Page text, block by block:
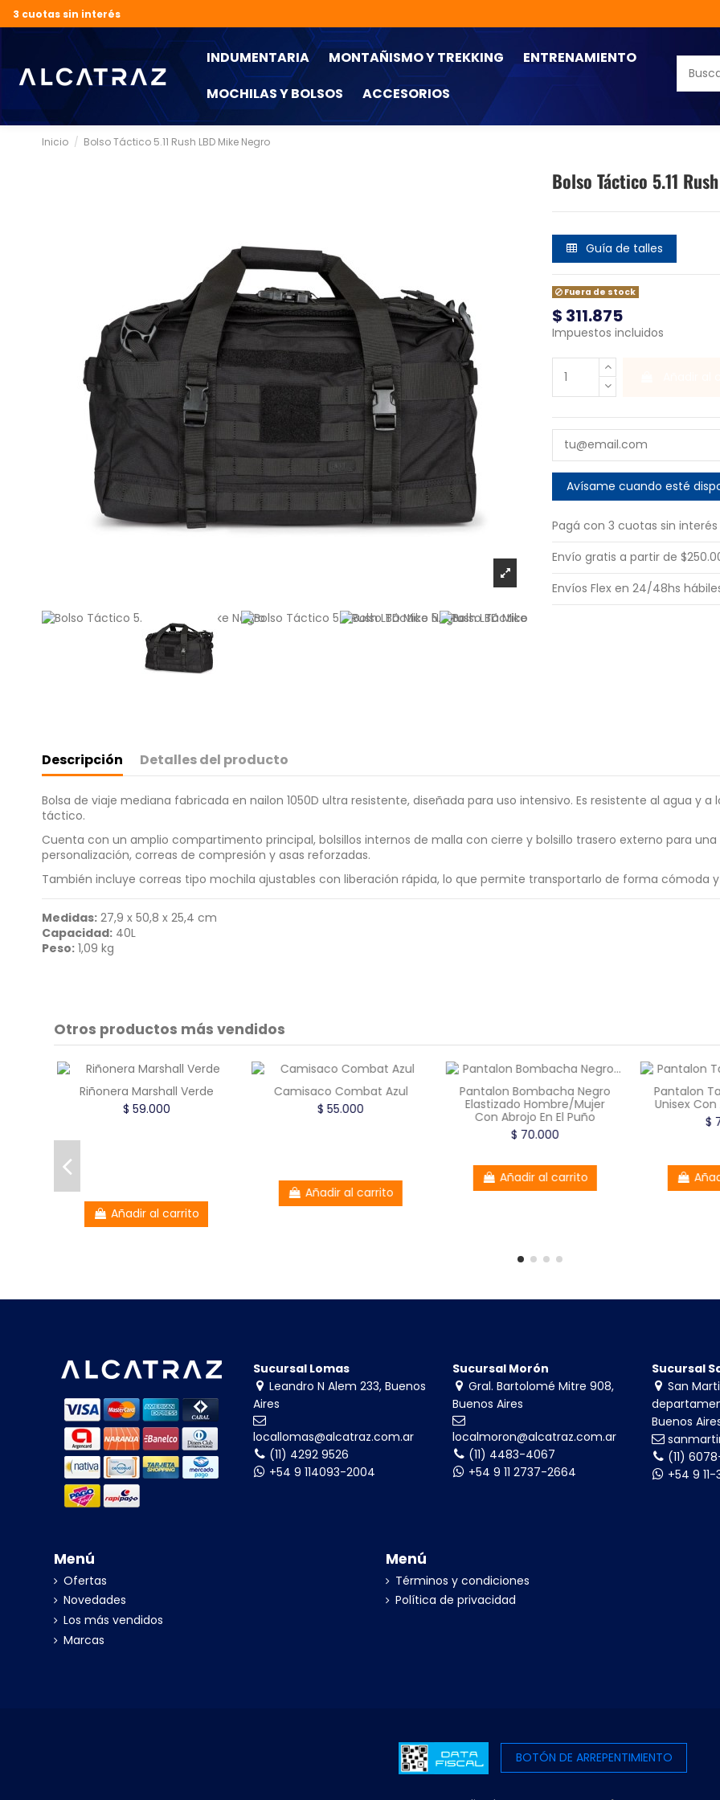
3 cuotas sin interés
INDUMENTARIA MONTAÑISMO Y TREKKING
ENTRENAMIENTO
MOCHILAS Y BOLSOS
ACCESORIOS
Inicio Bolso Táctico 5.11 Rush LBD Mike Negro
Bolso Táctico 5.11
Guía de talles
Fuera de stock
$ 311.875
Impuestos incluidos
Pagá con 3 cuotas sin interés
Envío gratis a partir de
Envíos Flex en 24/48hs
Descripción Detalles del producto
Bolsa de viaje mediana fabricada en nailon 1050D ultra resistente, diseñada para uso intensivo. Es resistente al agua y
táctico.
Cuenta con un amplio compartimento principal, bolsillos internos de malla con cierre y bolsillo trasero externo para una
personalización, correas de compresión y asas reforzadas.
También incluye correas tipo mochila ajustables con liberación rápida, lo que permite transportarlo de forma cómoda y
Medidas: 27,9 x 50,8 x 25,4 cm
Capacidad: 40L
Peso: 1,09 kg
Otros productos más vendidos
Riñonera Marshall Verde
$ 59.000
Añadir al carrito
Camisaco Combat Azul
$ 55.000
Añadir al carrito
Pantalon Bombacha Negro
Elastizado Hombre/Mujer
Con Abrojo En El Puño
$ 70.000
Añadir al carrito
Pantalon
Unisex
$
Sucursal Lomas
Leandro N Alem 233, Buenos
Aires
locallomas@alcatraz.com.ar
(11) 4292 9526
+54 9 114093-2004
Sucursal Morón
Gral. Bartolomé Mitre 908,
Buenos Aires
localmoron@alcatraz.com.ar
(11) 4483-4067
+54 9 11 2737-2664
Sucursal
San
Buenos
(11)
+54 9
Menú
Ofertas
Novedades
Los más vendidos
Marcas
Menú
Términos y condiciones
Política de privacidad
BOTÓN DE ARREPENTIMIENTO